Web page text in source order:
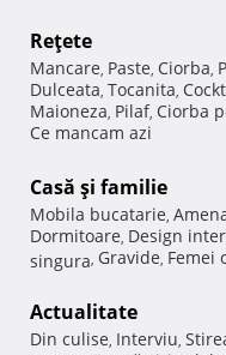
Reţete
Mancare, Paste, Ciorba,
Dulceata, Tocanita,
Maioneza, Pilaf, Ciorba
Ce mancam azi
Casă şi familie
Mobila bucatarie,
Dormitoare, Design
singura, Gravide, Femei
Actualitate
Din culise, Interviu,